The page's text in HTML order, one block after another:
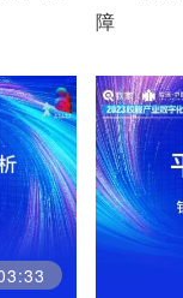
障